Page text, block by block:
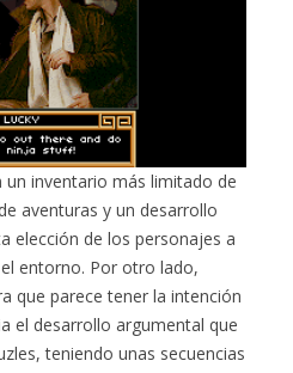
inventario más limitado de
aventuras y un desarrollo
elección de los personajes a
entorno. Por otro lado,
que parece tener la intención
el desarrollo argumental que
teniendo unas secuencias